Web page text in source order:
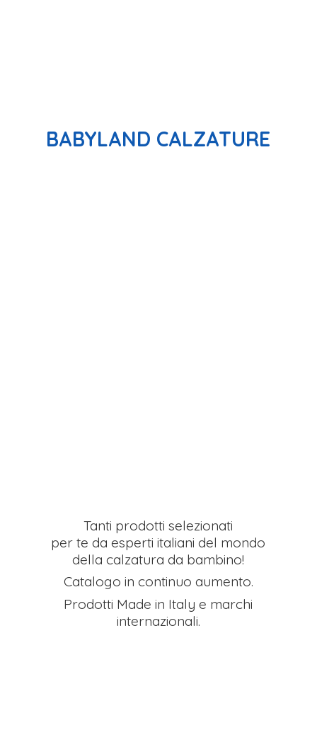
BABYLAND CALZATURE
Tanti prodotti selezionati
per te da esperti italiani del mondo
della calzatura da bambino!
Catalogo in continuo aumento.
Prodotti Made in Italy e marchi
internazionali.